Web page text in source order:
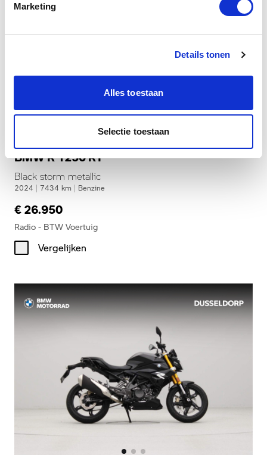
Marketing
Details tonen
Alles toestaan
Selectie toestaan
Dusseldorp Den Haag
BMW R 1250 RT
Black storm metallic
2024 | 7434 km | Benzine
€ 26.950
Radio - BTW Voertuig
Vergelijken